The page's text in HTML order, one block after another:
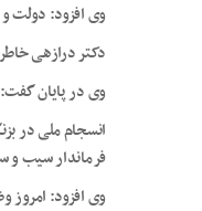
وی افزود: دولت
دکتر درازهی
وی در پایان
انسجام ملی در
فرماندار سیب و
وی افزود: امروز